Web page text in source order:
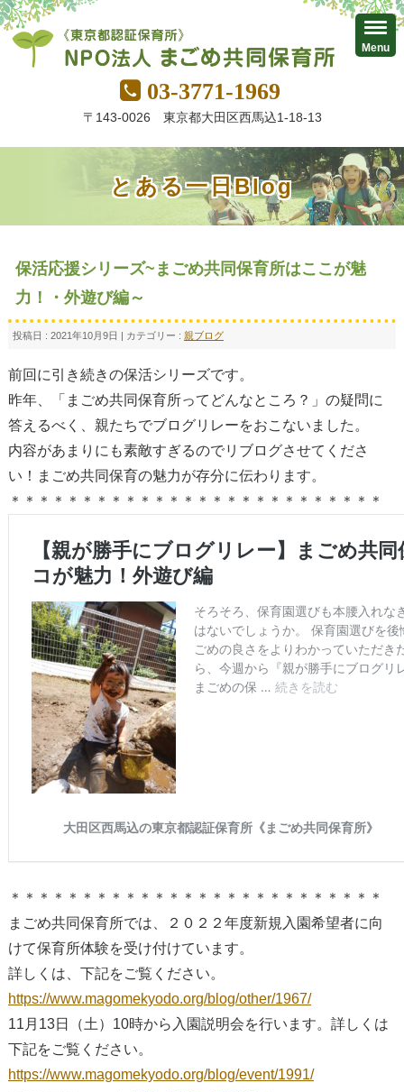
03-3771-1969
〒143-0026 東京都大田区西馬込1-18-13
とある一日Blog
保活応援シリーズ~まごめ共同保育所はここが魅
力！・外遊び編～
投稿日 : 2021年10月9日 | カテゴリー : 親ブログ
前回に引き続きの保活シリーズです。
昨年、「まごめ共同保育所ってどんなところ？」の疑問に
答えるべく、親たちでブログリレーをおこないました。
内容があまりにも素敵すぎるのでリブログさせてくださ
い！まごめ共同保育の魅力が存分に伝わります。
＊＊＊＊＊＊＊＊＊＊＊＊＊＊＊＊＊＊＊＊＊＊＊＊＊＊
＊＊＊＊＊＊＊＊＊＊＊＊＊＊＊＊＊＊＊＊＊＊＊＊＊＊
まごめ共同保育所では、２０２２年度新規入園希望者に向
けて保育所体験を受け付けています。
詳しくは、下記をご覧ください。
https://www.magomekyodo.org/blog/other/1967/
11月13日（土）10時から入園説明会を行います。詳しくは
下記をご覧ください。
https://www.magomekyodo.org/blog/event/1991/
Menu